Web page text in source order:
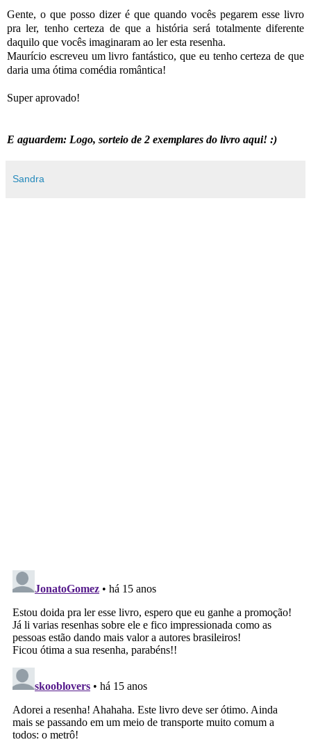
Gente, o que posso dizer é que quando vocês pegarem esse livro
pra ler, tenho certeza de que a história será totalmente diferente
daquilo que vocês imaginaram ao ler esta resenha.
Maurício escreveu um livro fantástico, que eu tenho certeza de que
daria uma ótima comédia romântica!
Super aprovado!
E aguardem: Logo, sorteio de 2 exemplares do livro aqui! :)
Sandra